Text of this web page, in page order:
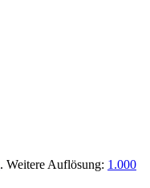
. Weitere Auflösung: 1.000